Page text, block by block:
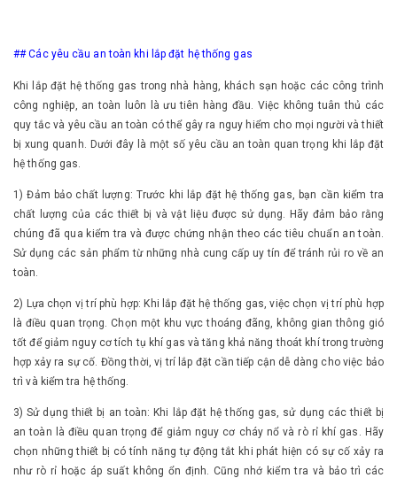
## Các yêu cầu an toàn khi lắp đặt hệ thống gas
Khi lắp đặt hệ thống gas trong nhà hàng, khách sạn hoặc các công trình
công nghiệp, an toàn luôn là ưu tiên hàng đầu. Việc không tuân thủ các
quy tắc và yêu cầu an toàn có thể gây ra nguy hiểm cho mọi người và thiết
bị xung quanh. Dưới đây là một số yêu cầu an toàn quan trọng khi lắp đặt
hệ thống gas.
1) Đảm bảo chất lượng: Trước khi lắp đặt hệ thống gas, bạn cần kiểm tra
chất lượng của các thiết bị và vật liệu được sử dụng. Hãy đảm bảo rằng
chúng đã qua kiểm tra và được chứng nhận theo các tiêu chuẩn an toàn.
Sử dụng các sản phẩm từ những nhà cung cấp uy tín để tránh rủi ro về an
toàn.
2) Lựa chọn vị trí phù hợp: Khi lắp đặt hệ thống gas, việc chọn vị trí phù hợp
là điều quan trọng. Chọn một khu vực thoáng đãng, không gian thông gió
tốt để giảm nguy cơ tích tụ khí gas và tăng khả năng thoát khí trong trường
hợp xảy ra sự cố. Đồng thời, vị trí lắp đặt cần tiếp cận dễ dàng cho việc bảo
trì và kiểm tra hệ thống.
3) Sử dụng thiết bị an toàn: Khi lắp đặt hệ thống gas, sử dụng các thiết bị
an toàn là điều quan trọng để giảm nguy cơ cháy nổ và rò rỉ khí gas. Hãy
chọn những thiết bị có tính năng tự động tắt khi phát hiện có sự cố xảy ra
như rò rỉ hoặc áp suất không ổn định. Cũng nhớ kiểm tra và bảo trì các